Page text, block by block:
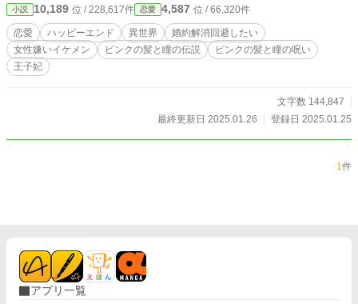
小説 10,189 位 / 228,617件 恋愛 4,587 位 / 66,320件
恋愛 ハッピーエンド 異世界
婚約解消回避したい
女性嫌いイケメン
ピンクの髪と瞳の伝説
ピンクの髪と瞳の呪い
王子妃
文字数 144,847
最終更新日 2025.01.26
登録日 2025.01.25
1件
アプリ一覧